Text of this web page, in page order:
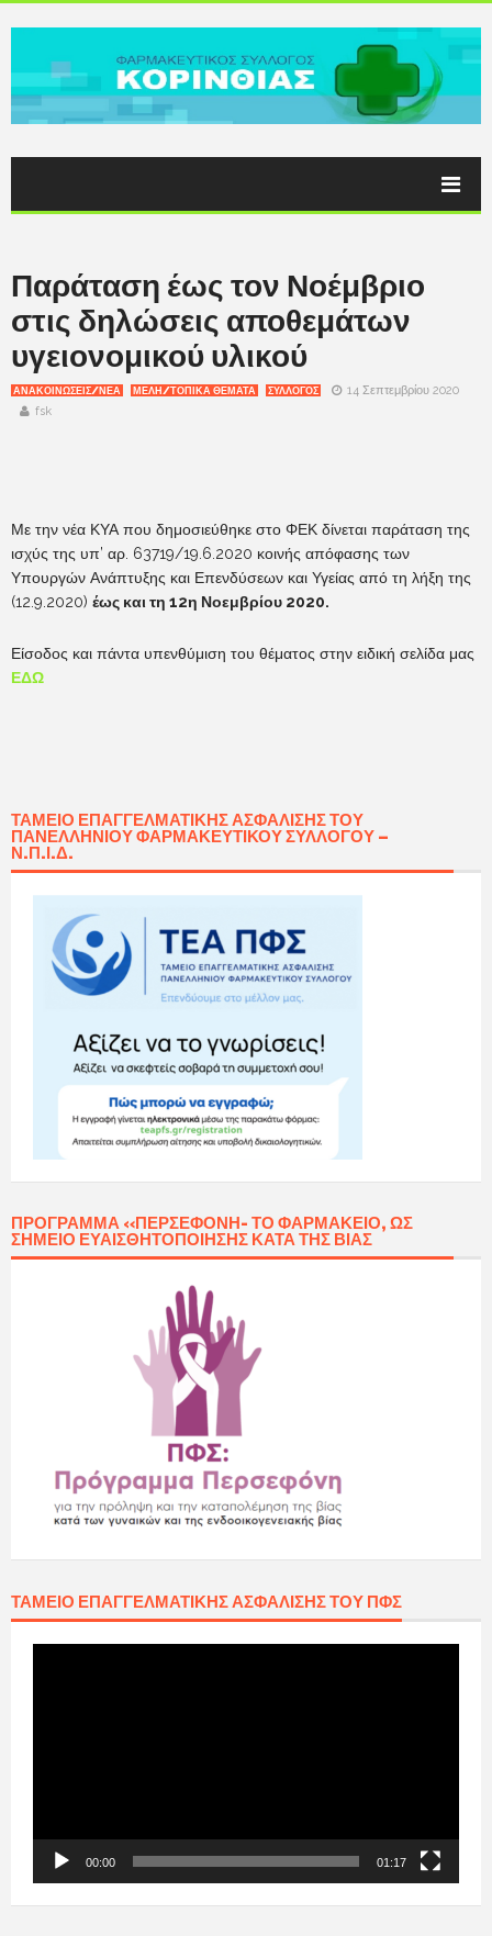
Παράταση έως τον Νοέμβριο
στις δηλώσεις αποθεμάτων
υγειονομικού υλικού
ΑΝΑΚΟΙΝΩΣΕΙΣ/ΝΕΑ ΜΕΛΗ/ΤΟΠΙΚΑ ΘΕΜΑΤΑ ΣΥΛΛΟΓΟΣ
14 Σεπτεμβρίου 2020
fsk
Με την νέα ΚΥΑ που δημοσιεύθηκε στο ΦΕΚ δίνεται παράταση της
ισχύς της υπ’ αρ. 63719/19.6.2020 κοινής απόφασης των
Υπουργών Ανάπτυξης και Επενδύσεων και Υγείας από τη λήξη της
(12.9.2020) έως και τη 12η Νοεμβρίου 2020.
Είσοδος και πάντα υπενθύμιση του θέματος στην ειδική σελίδα μας
ΕΔΩ
ΤΑΜΕΊΟ ΕΠΑΓΓΕΛΜΑΤΙΚΉΣ ΑΣΦΆΛΙΣΗΣ ΤΟΥ
ΠΑΝΕΛΛΗΝΊΟΥ ΦΑΡΜΑΚΕΥΤΙΚΟΎ ΣΥΛΛΌΓΟΥ –
Ν.Π.Ι.Δ.
ΠΡΌΓΡΑΜΜΑ «ΠΕΡΣΕΦΌΝΗ- ΤΟ ΦΑΡΜΑΚΕΊΟ, ΩΣ
ΣΗΜΕΊΟ ΕΥΑΙΣΘΗΤΟΠΟΊΗΣΗΣ ΚΑΤΆ ΤΗΣ ΒΊΑΣ
ΤΑΜΕΊΟ ΕΠΑΓΓΕΛΜΑΤΙΚΉΣ ΑΣΦΆΛΙΣΗΣ ΤΟΥ ΠΦΣ
00:00 01:17